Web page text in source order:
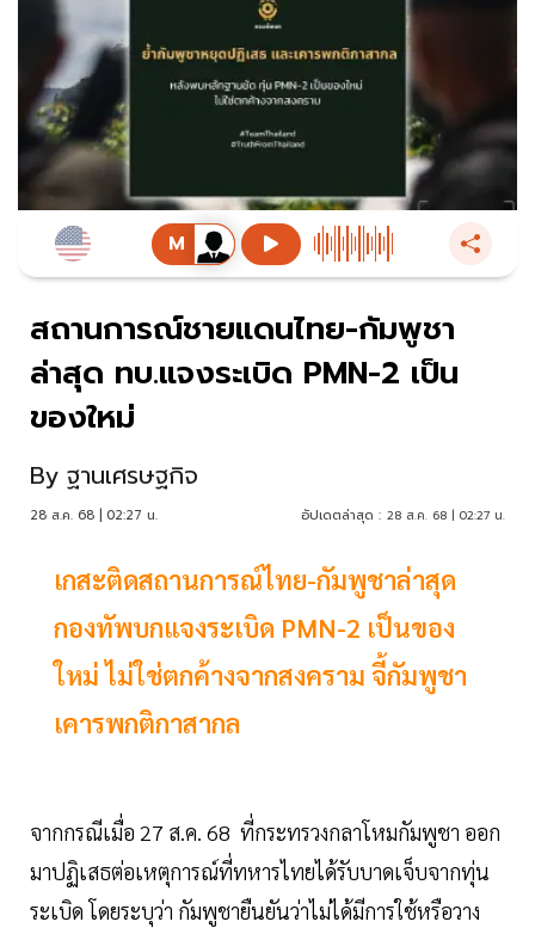
สถานการณ์ชายแดนไทย-กัมพูชา
ล่าสุด ทบ.แจงระเบิด PMN-2 เป็น
ของใหม่
By ฐานเศรษฐกิจ
28 ส.ค. 68 | 02:27 น. อัปเดตล่าสุด : 28 ส.ค. 68 | 02:27 น.
เกสะติดสถานการณ์ไทย-กัมพูชาล่าสุด
กองทัพบกแจงระเบิด PMN-2 เป็นของ
ใหม่ ไม่ใช่ตกค้างจากสงคราม จี้กัมพูชา
เคารพกติกาสากล
จากกรณีเมื่อ 27 ส.ค. 68 ที่กระทรวงกลาโหมกัมพูชา ออก
มาปฏิเสธต่อเหตุการณ์ที่ทหารไทยได้รับบาดเจ็บจากทุ่น
ระเบิด โดยระบุว่า กัมพูชายืนยันว่าไม่ได้มีการใช้หรือวาง